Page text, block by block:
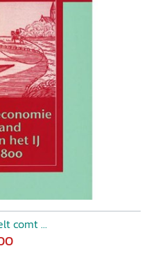
comt ...